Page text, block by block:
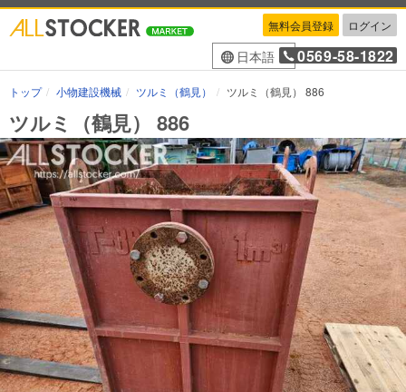
無料会員登録 ログイン
日本語 0569-58-1822
トップ 小物建設機械 ツルミ（鶴見） ツルミ（鶴見） 886
ツルミ（鶴見） 886